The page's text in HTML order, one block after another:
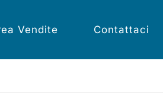
Vendite Contattaci